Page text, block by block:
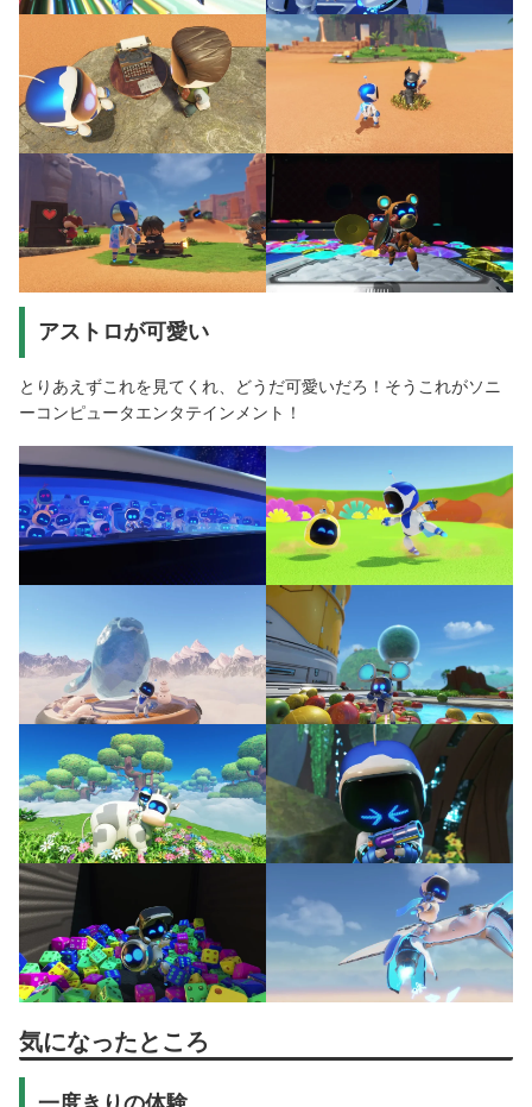
アストロが可愛い
とりあえずこれを見てくれ、どうだ可愛いだろ！そうこれがソニ
ーコンピュータエンタテインメント！
気になったところ